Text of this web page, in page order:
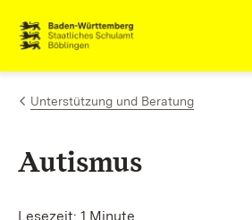
Zum Inhalt springen
Link zur Startseite
Unterstützung und Beratung
Autismus
Lesezeit: 1 Minute